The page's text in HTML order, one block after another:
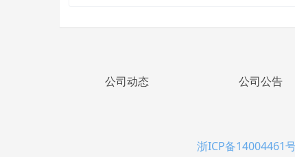
公司动态 公司公告
浙ICP备14004461